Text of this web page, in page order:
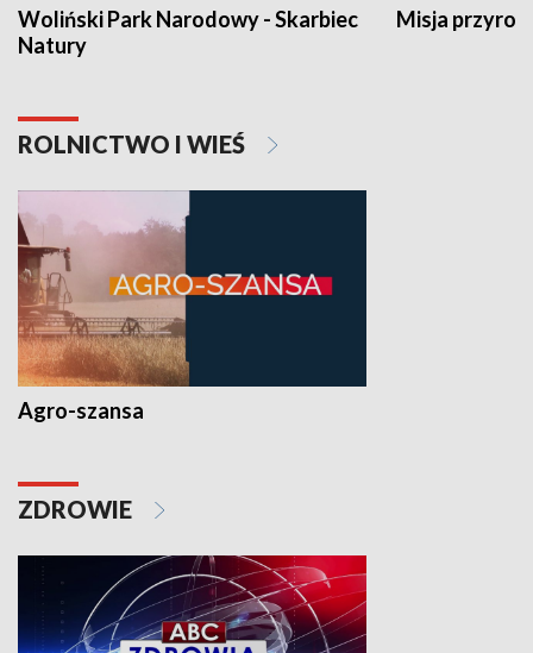
Woliński Park Narodowy - Skarbiec
Natury
Misja
ROLNICTWO I WIEŚ
Agro-szansa
ZDROWIE